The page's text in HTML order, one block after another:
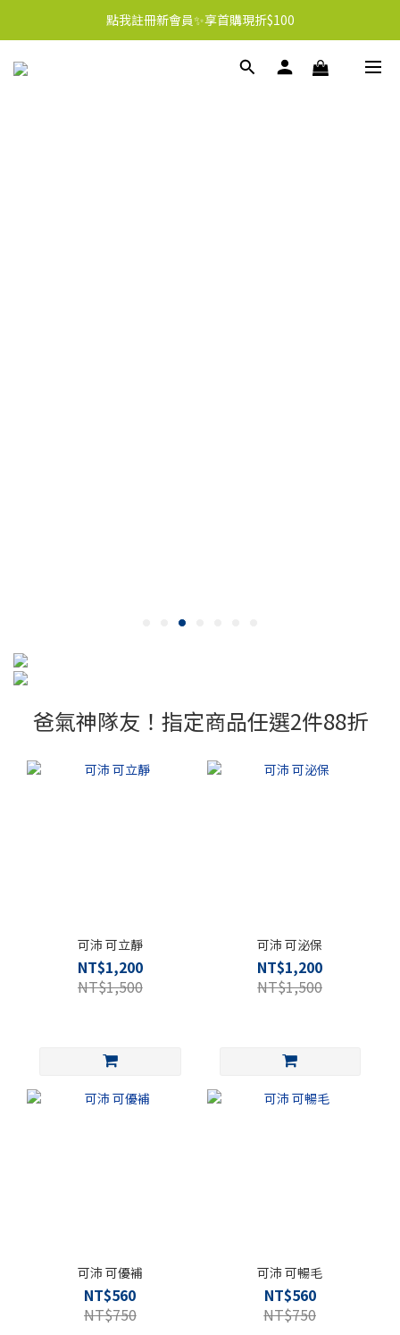
點我註冊新會員✨享首購現折$100
爸氣神隊友！指定商品任選2件88折
可沛 可立靜
NT$1,200
NT$1,500
可沛 可泌保
NT$1,200
NT$1,500
可沛 可優補
NT$560
NT$750
可沛 可暢毛
NT$560
NT$750